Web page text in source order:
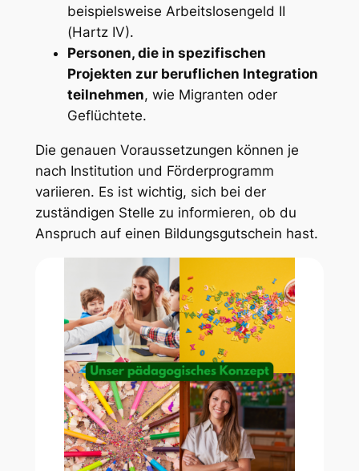
beispielsweise Arbeitslosengeld II
(Hartz IV).
Personen, die in spezifischen
Projekten zur beruflichen Integration
teilnehmen, wie Migranten oder
Geflüchtete.
Die genauen Voraussetzungen können je
nach Institution und Förderprogramm
variieren. Es ist wichtig, sich bei der
zuständigen Stelle zu informieren, ob du
Anspruch auf einen Bildungsgutschein hast.